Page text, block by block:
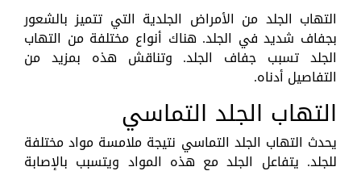
التهاب الجلد من الأمراض الجلدية التي تتميز بالشعور
بجفاف شديد في الجلد. هناك أنواع مختلفة من التهاب
الجلد تسبب جفاف الجلد. وتناقش هذه بمزيد من
التفاصيل أدناه.
التهاب الجلد التماسي
يحدث التهاب الجلد التماسي نتيجة ملامسة مواد مختلفة
للجلد. يتفاعل الجلد مع هذه المواد ويتسبب بالإصابة